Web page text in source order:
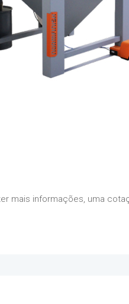
mais informações, uma